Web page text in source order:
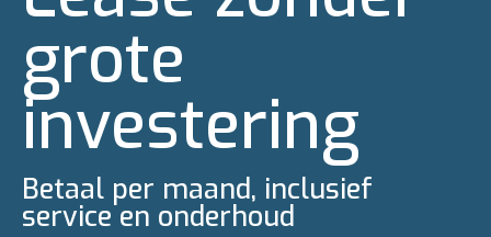
grote
investering
Betaal per maand, inclusief
service en onderhoud